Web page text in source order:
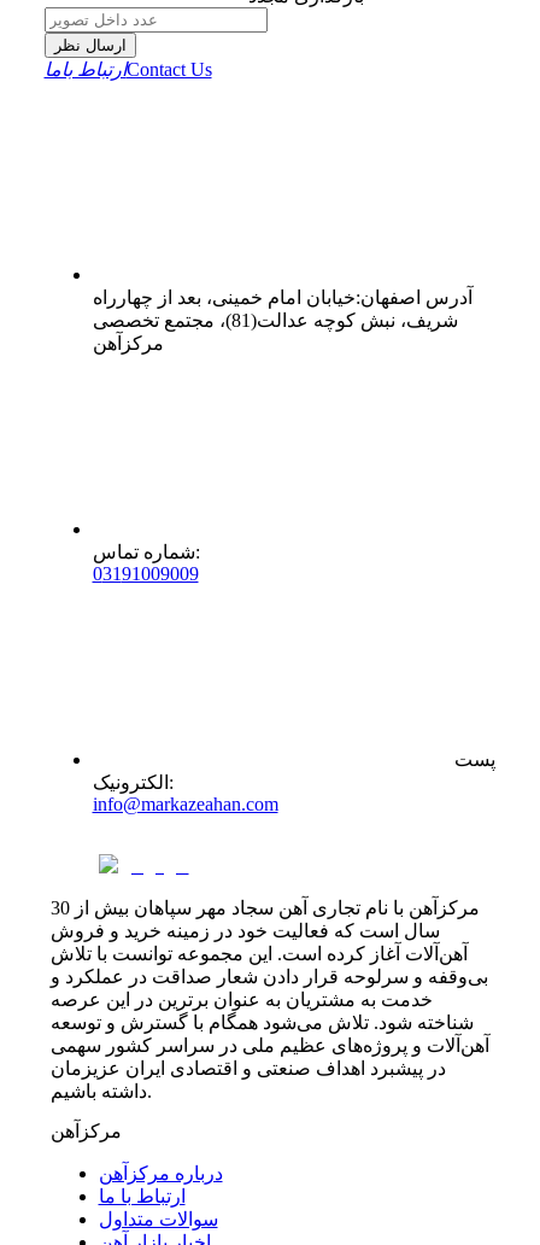
ارسال نظر
ارتباط باماContact Us
آدرس اصفهان:خیابان امام خمینی، بعد از چهارراه
شریف، نبش کوچه عدالت(81)، مجتمع تخصصی
مرکزآهن
شماره تماس:
03191009009
پست
الکترونیک :
info@markazeahan.com
مرکزآهن با نام تجاری آهن سجاد مهر سپاهان بیش از 30
سال است که فعالیت خود در زمینه خرید و فروش
آهن‌آلات آغاز کرده است. این مجموعه توانست با تلاش
بی‌وقفه و سرلوحه قرار دادن شعار صداقت در عملکرد و
خدمت به مشتریان به عنوان برترین در این عرصه
شناخته شود. تلاش می‌شود همگام با گسترش و توسعه
آهن‌آلات و پروژه‌های عظیم ملی در سراسر کشور سهمی
در پیشبرد اهداف صنعتی و اقتصادی ایران عزیزمان
داشته باشیم.
مرکزآهن
درباره مرکزآهن
ارتباط با ما
سوالات متداول